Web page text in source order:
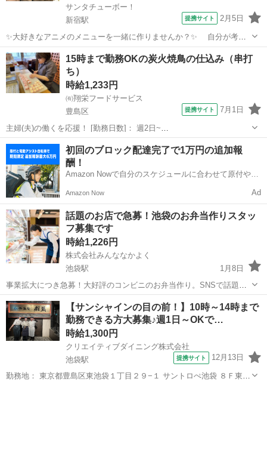
サンタチューボー！
新宿駅
提携サイト 2月5日
✨大好きなアニメのメニューを一緒に作りませんか？✨ 自分が考え
た商品がタイアップ商品になることも！ アニメコラボ商品が多く魅
力的！ ✅お試し短期・週１からOK！ 職場の雰囲気を大切にした
い方には、お試し短期もOK?...
東京 豊島区 新宿駅 キッチン
15時まで勤務OKの炭火焼鳥の仕込み（串打
ち）
時給1,233円
㈲翔栄フードサービス
豊島区
提携サイト 7月1日
主婦(夫)の働くを応援！ [勤務日数]： 週2日~
10:00~15:00/11:00~15:00/11:00~16:00/13:00~16:00 月/火/水/木/金/土/
日 などから選べます [勤務地・最寄駅]： 東京...
東京 豊島区 キッチン
初回のブロック配達完了で1万円の追加報
酬！
Amazon Nowで自分のスケジュールに合わせて原付や電
Amazon Now Ad
話題のお店で急募！池袋のお弁当作りスタッ
フ募集です
時給1,226円
株式会社みんななかよく
池袋駅
1月8日
事業拡大につき急募！大好評のコンビニのお弁当作り。SNSで話題の
新業態で急成長中です。 店内調理のお弁当が好評で、キッチンで作っ
て頂くお仕事です。難しい調理ではありませんので、家庭料理の経験
があれば大丈夫！食べることが...
東京 豊島区 池袋駅 キッチン スタッフ
【サンシャインの目の前！】10時～14時まで
勤務できる方大募集♪週1日～OKで…
時給1,300円
クリエイティブダイニング株式会社
池袋駅
提携サイト 12月13日
勤務地： 東京都豊島区東池袋１丁目２９−１ サントロぺ池袋 ８Ｆ東京